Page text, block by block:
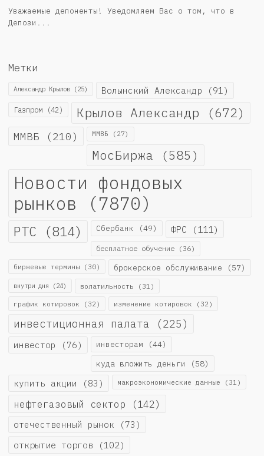
Уважаемые депоненты! Уведомляем Вас о том, что в
Депози...
Метки
Александр Крылов (25) Волынский Александр (91)
Газпром (42) Крылов Александр (672)
ММВБ (210) ММВБ (27)
МосБиржа (585)
Новости фондовых
рынков (7870)
РТС (814) Сбербанк (49) ФРС (111)
бесплатное обучение (36)
биржевые термины (30) брокерское обслуживание (57)
внутри дня (24) волатильность (31)
график котировок (32) изменение котировок (32)
инвестиционная палата (225)
инвестор (76) инвесторам (44)
куда вложить деньги (58)
купить акции (83) макроэкономические данные (31)
нефтегазовый сектор (142)
отечественный рынок (73)
открытие торгов (102)